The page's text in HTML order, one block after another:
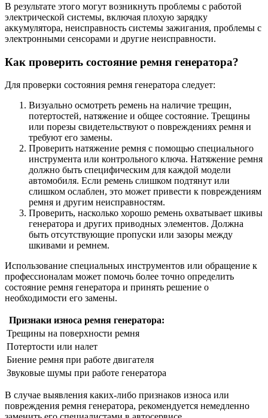
В результате этого могут возникнуть проблемы с работой
электрической системы, включая плохую зарядку
аккумулятора, неисправность системы зажигания, проблемы с
электронными сенсорами и другие неисправности.
Как проверить состояние ремня генератора?
Для проверки состояния ремня генератора следует:
Визуально осмотреть ремень на наличие трещин,
потертостей, натяжение и общее состояние. Трещины
или порезы свидетельствуют о повреждениях ремня и
требуют его замены.
Проверить натяжение ремня с помощью специального
инструмента или контрольного ключа. Натяжение ремня
должно быть специфическим для каждой модели
автомобиля. Если ремень слишком подтянут или
слишком ослаблен, это может привести к повреждениям
ремня и другим неисправностям.
Проверить, насколько хорошо ремень охватывает шкивы
генератора и других приводных элементов. Должна
быть отсутствующие пропуски или зазоры между
шкивами и ремнем.
Использование специальных инструментов или обращение к
профессионалам может помочь более точно определить
состояние ремня генератора и принять решение о
необходимости его замены.
Признаки износа ремня генератора:
Трещины на поверхности ремня
Потертости или налет
Биение ремня при работе двигателя
Звуковые шумы при работе генератора
В случае выявления каких-либо признаков износа или
повреждения ремня генератора, рекомендуется немедленно